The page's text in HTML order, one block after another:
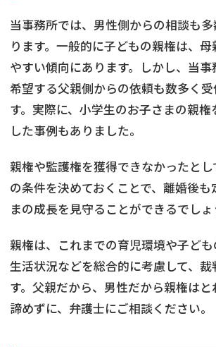
当事務所では、男性側からの相談も
ります。一般的に子どもの親権は、
やすい傾向にあります。しかし、当
希望する父親側からの依頼も数多く受
す。実際に、小学生のお子さまの親
した事例もありました。
親権や監護権を獲得できなかったとし
の条件を決めておくことで、離婚後も
まの成長を見守ることができるでしょ
親権は、これまでの育児環境や子ど
生活状況などを総合的に考慮して、裁
す。父親だから、男性だから親権はと
諦めずに、弁護士にご相談ください。